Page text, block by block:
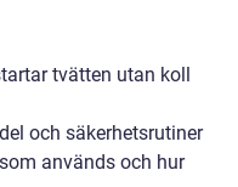
tvätten utan koll
och säkerhetsrutiner
används och hur